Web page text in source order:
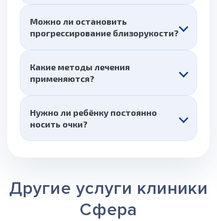
Можно ли остановить
прогрессирование близорукости?
Какие методы лечения
применяются?
Нужно ли ребёнку постоянно
носить очки?
Другие услуги клиники
Сфера